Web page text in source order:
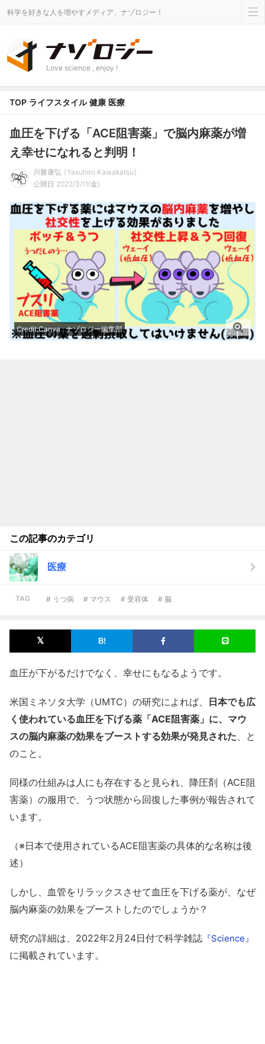
科学を好きな人を増やすメディア、ナゾロジー！
Love science , enjoy !
TOP ライフスタイル 健康 医療
血圧を下げる「ACE阻害薬」で脳内麻薬が増
え幸せになれると判明！
川勝康弘
Yasuhiro Kawakatsu
公開日 2022/3/11(金)
Credit:Canva . ナゾロジー編集部
この記事のカテゴリ
医療
TAG # うつ病 # マウス # 受容体 # 脳
血圧が下がるだけでなく、幸せにもなるようです。
米国ミネソタ大学（UMTC）の研究によれば、 日本でも広
く使われている血圧を下げる薬「ACE阻害薬」に、マウ
スの脳内麻薬の効果をブーストする効果が発見された 、と
のこと。
同様の仕組みは人にも存在すると見られ、降圧剤（ACE阻
害薬）の服用で、うつ状態から回復した事例が報告されて
います。
（※日本で使用されているACE阻害薬の具体的な名称は後
述）
しかし、血管をリラックスさせて血圧を下げる薬が、なぜ
脳内麻薬の効果をブーストしたのでしょうか？
研究の詳細は、2022年2月24日付で科学雑誌 『Science』
に掲載されています。